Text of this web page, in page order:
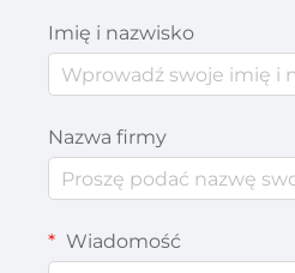
Imię i nazwisko
Nazwa firmy
Wiadomość